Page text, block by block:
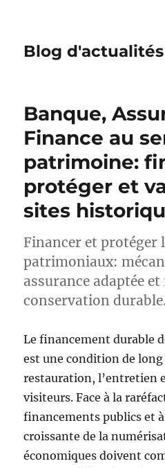
Blog d'actualités
Banque,
Finance au
patrimoine:
protéger et
sites
Financer et protéger
patrimoniaux:
assurance adaptée
conservation durable.
Le financement durable
est une condition de
restauration, l’entretien
visiteurs. Face à la
financements publics et
croissante de la
économiques doivent